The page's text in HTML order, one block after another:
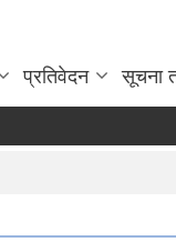
प्रतिवेदन सूचना